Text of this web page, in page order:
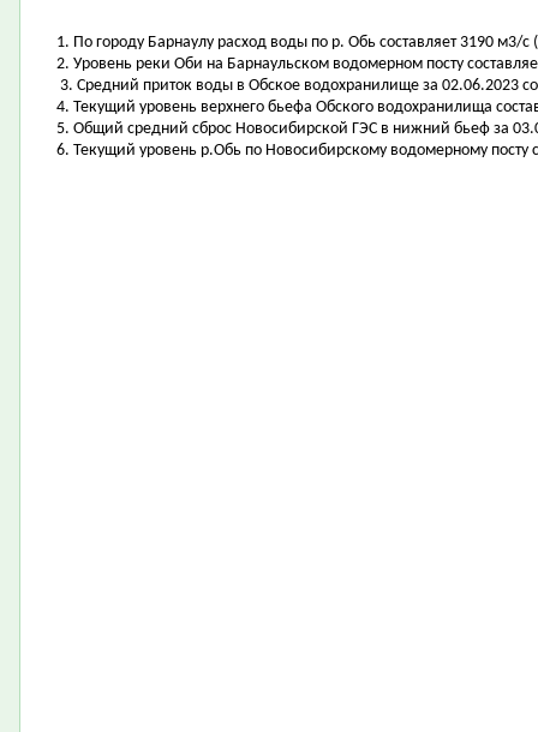
1. По городу Барнаулу расход воды по р. Обь составляет 3190 м3/с
2. Уровень реки Оби на Барнаульском водомерном посту
3. Средний приток воды в Обское водохранилище за 02.06.2023
4. Текущий уровень верхнего бьефа Обского водохранилища
5. Общий средний сброс Новосибирской ГЭС в нижний бьеф за
6. Текущий уровень р.Обь по Новосибирскому водомерному посту